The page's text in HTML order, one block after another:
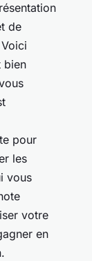
de
bien
pour
les
vous
votre
en